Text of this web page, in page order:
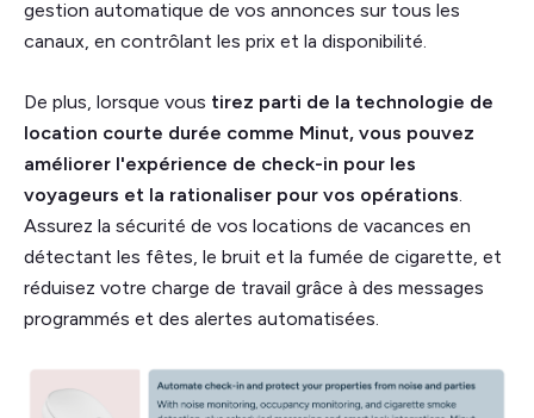
gestion automatique de vos annonces sur tous les
canaux, en contrôlant les prix et la disponibilité.
De plus, lorsque vous tirez parti de la technologie de
location courte durée comme Minut, vous pouvez
améliorer l'expérience de check-in pour les
voyageurs et la rationaliser pour vos opérations
Assurez la sécurité de vos locations de vacances en
détectant les fêtes, le bruit et la fumée de cigarette, et
réduisez votre charge de travail grâce à des messages
programmés et des alertes automatisées.